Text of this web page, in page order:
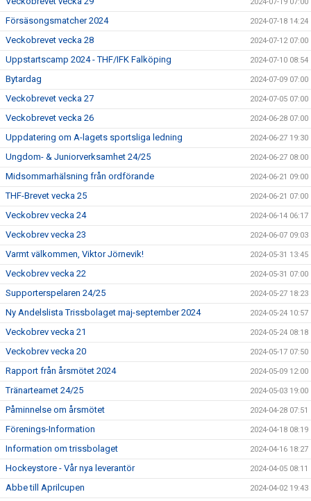
Försäsongsmatcher 2024 2024-07-18 14:24
Veckobrevet vecka 28 2024-07-12 07:00
Uppstartscamp 2024 - THF/IFK Falköping 2024-07-10 08:54
Bytardag 2024-07-09 07:00
Veckobrevet vecka 27 2024-07-05 07:00
Veckobrevet vecka 26 2024-06-28 07:00
Uppdatering om A-lagets sportsliga ledning 2024-06-27 19:30
Ungdom- & Juniorverksamhet 24/25 2024-06-27 08:00
Midsommarhälsning från ordförande 2024-06-21 09:00
THF-Brevet vecka 25 2024-06-21 07:00
Veckobrev vecka 24 2024-06-14 06:17
Veckobrev vecka 23 2024-06-07 09:03
Varmt välkommen, Viktor Jörnevik! 2024-05-31 13:45
Veckobrev vecka 22 2024-05-31 07:00
Supporterspelaren 24/25 2024-05-27 18:23
Ny Andelslista Trissbolaget maj-september 2024 2024-05-24 10:57
Veckobrev vecka 21 2024-05-24 08:18
Veckobrev vecka 20 2024-05-17 07:50
Rapport från årsmötet 2024 2024-05-09 12:00
Tränarteamet 24/25 2024-05-03 19:00
Påminnelse om årsmötet 2024-04-28 07:51
Förenings-Information 2024-04-18 08:19
Information om trissbolaget 2024-04-16 18:27
Hockeystore - Vår nya leverantör 2024-04-05 08:11
Abbe till Aprilcupen 2024-04-02 19:43